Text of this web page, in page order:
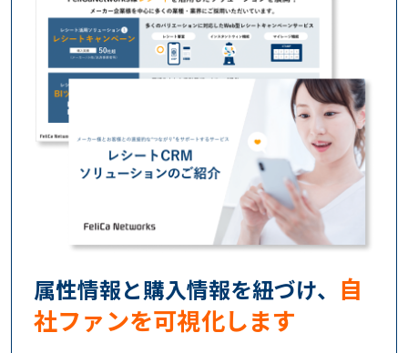
属性情報と購入情報を紐づけ、
自
社ファンを可視化します